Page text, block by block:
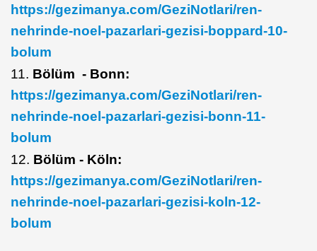
https://gezimanya.com/GeziNotlari/ren-
nehrinde-noel-pazarlari-gezisi-boppard-10-
bolum
11. Bölüm - Bonn:
https://gezimanya.com/GeziNotlari/ren-
nehrinde-noel-pazarlari-gezisi-bonn-11-
bolum
12. Bölüm - Köln:
https://gezimanya.com/GeziNotlari/ren-
nehrinde-noel-pazarlari-gezisi-koln-12-
bolum